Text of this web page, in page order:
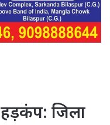
हड़कंप: जिला